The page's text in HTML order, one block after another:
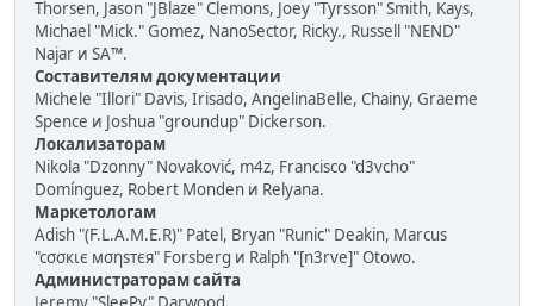
Thorsen, Jason "JBlaze" Clemons, Joey "Tyrsson" Smith, Kays,
Michael "Mick." Gomez, NanoSector, Ricky., Russell "NEND"
Najar и SA™.
Составителям документации
Michele "Illori" Davis, Irisado, AngelinaBelle, Chainy, Graeme
Spence и Joshua "groundup" Dickerson.
Локализаторам
Nikola "Dzonny" Novaković, m4z, Francisco "d3vcho"
Domínguez, Robert Monden и Relyana.
Маркетологам
Adish "(F.L.A.M.E.R)" Patel, Bryan "Runic" Deakin, Marcus
"cσσкιє мσηѕтєя" Forsberg и Ralph "[n3rve]" Otowo.
Администраторам сайта